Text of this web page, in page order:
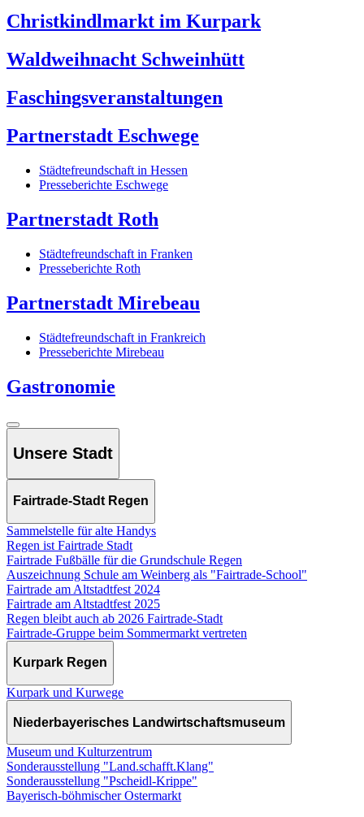
Christkindlmarkt im Kurpark
Waldweihnacht Schweinhütt
Faschingsveranstaltungen
Partnerstadt Eschwege
Städtefreundschaft in Hessen
Presseberichte Eschwege
Partnerstadt Roth
Städtefreundschaft in Franken
Presseberichte Roth
Partnerstadt Mirebeau
Städtefreundschaft in Frankreich
Presseberichte Mirebeau
Gastronomie
Unsere Stadt
Fairtrade-Stadt Regen
Sammelstelle für alte Handys
Regen ist Fairtrade Stadt
Fairtrade Fußbälle für die Grundschule Regen
Auszeichnung Schule am Weinberg als "Fairtrade-School"
Fairtrade am Altstadtfest 2024
Fairtrade am Altstadtfest 2025
Regen bleibt auch ab 2026 Fairtrade-Stadt
Fairtrade-Gruppe beim Sommermarkt vertreten
Kurpark Regen
Kurpark und Kurwege
Niederbayerisches Landwirtschaftsmuseum
Museum und Kulturzentrum
Sonderausstellung "Land.schafft.Klang"
Sonderausstellung "Pscheidl-Krippe"
Bayerisch-böhmischer Ostermarkt